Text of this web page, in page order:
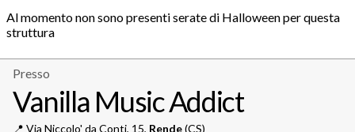
Al momento non sono presenti serate di Halloween per questa
struttura
Presso
Vanilla Music Addict
📍️ Via Niccolo' da Conti, 15, Rende(CS)